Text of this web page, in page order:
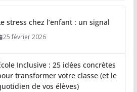
stress chez l’enfant : un signal
25 février 2026
Inclusive : 25 idées concrètes
transformer votre classe (et le
de vos élèves)